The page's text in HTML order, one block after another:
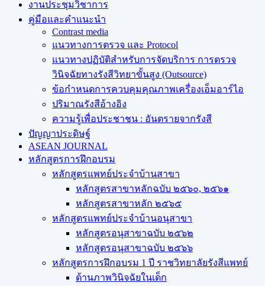
งานประชุมวิชาการ
คู่มือและคำแนะนำ
Contrast media
แนวทางการตรวจ และ Protocol
แนวทางปฏิบัติสำหรับการจัดบริการ การตรวจ
วินิจฉัยทางรังสีวิทยาขั้นสูง (Outsource)
ข้อกำหนดการควบคุมคุณภาพเครื่องเอ็มอาร์ไอ
ปริมาณรังสีอ้างอิง
ความรู้เพื่อประชาชน : อันตรายจากรังสี
ปัญญาประดิษฐ์
ASEAN JOURNAL
หลักสูตรการฝึกอบรม
หลักสูตรแพทย์ประจำบ้านสาขา
หลักสูตรสาขาหลักฉบับ ๒๕๖๐, ๒๕๖๑
หลักสูตรสาขาหลัก ๒๕๖๕
หลักสูตรแพทย์ประจำบ้านอนุสาขา
หลักสูตรอนุสาขาฉบับ ๒๕๖๒
หลักสูตรอนุสาขาฉบับ ๒๕๖๖
หลักสูตรการฝึกอบรม 1 ปี ราชวิทยาลัยรังสีแพทย์
ด้านภาพวินิจฉัยในเด็ก